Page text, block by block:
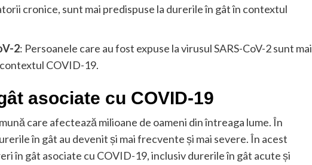
cronice, sunt mai predispuse la durerile în gât în contextul
2: Persoanele care au fost expuse la virusul SARS-CoV-2 sunt mai
COVID-19.
asociate cu COVID-19
care afectează milioane de oameni din întreaga lume. În
în gât au devenit și mai frecvente și mai severe. În acest
în gât asociate cu COVID-19, inclusiv durerile în gât acute și